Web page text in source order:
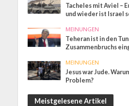
Tacheles mit Aviel –
und wieder ist Israel
MEINUNGEN
Teheran ist in den
Zusammenbruchs
MEINUNGEN
Jesus war Jude.
Problem?
Meistgelesene Artikel